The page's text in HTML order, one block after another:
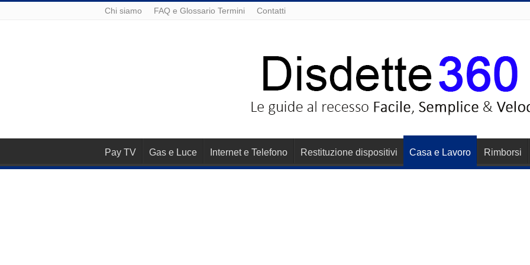
Chi siamo FAQ e Glossario Termini Contatti
Pay TV Gas e Luce Internet e Telefono Restituzione dispositivi Casa e Lavoro Rimborsi